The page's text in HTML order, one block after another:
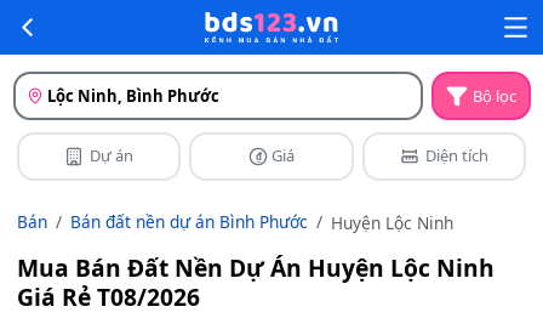
Lộc Ninh, Bình Phước Bộ lọc
Dự án Giá Diện tích
Bán Bán đất nền dự án Bình Phước Huyện Lộc Ninh
Mua Bán Đất Nền Dự Án Huyện Lộc Ninh
Giá Rẻ T08/2026